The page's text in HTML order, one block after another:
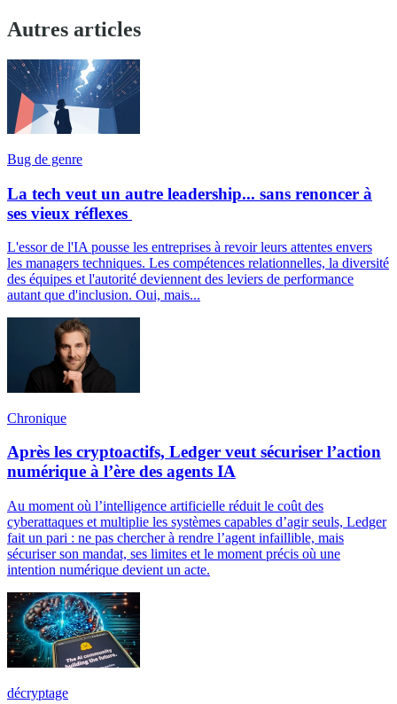
Autres articles
Bug de genre
La tech veut un autre leadership... sans renoncer à
ses vieux réflexes
L'essor de l'IA pousse les entreprises à revoir leurs attentes envers
les managers techniques. Les compétences relationnelles, la diversité
des équipes et l'autorité deviennent des leviers de performance
autant que d'inclusion. Oui, mais...
Chronique
Après les cryptoactifs, Ledger veut sécuriser l’action
numérique à l’ère des agents IA
Au moment où l’intelligence artificielle réduit le coût des
cyberattaques et multiplie les systèmes capables d’agir seuls, Ledger
fait un pari : ne pas chercher à rendre l’agent infaillible, mais
sécuriser son mandat, ses limites et le moment précis où une
intention numérique devient un acte.
décryptage